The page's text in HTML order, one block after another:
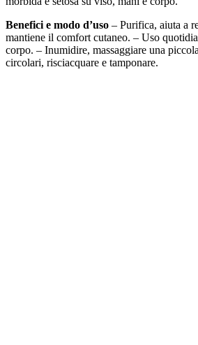
Benefici e modo d’uso – Purifica, aiuta a
mantiene il comfort cutaneo. – Uso
corpo. – Inumidire, massaggiare una
circolari, risciacquare e tamponare.